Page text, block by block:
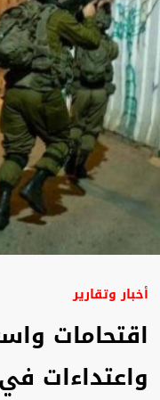
أخبار وتقارير
اقتحامات
واعتداءات